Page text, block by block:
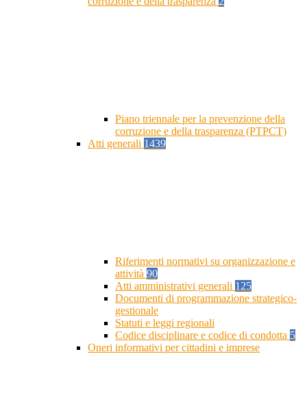
Piano triennale per la prevenzione della
corruzione e della trasparenza (PTPCT)
Atti generali 1439
Riferimenti normativi su organizzazione e
attività 90
Atti amministrativi generali 125
Documenti di programmazione strategico-
gestionale
Statuti e leggi regionali
Codice disciplinare e codice di condotta 5
Oneri informativi per cittadini e imprese